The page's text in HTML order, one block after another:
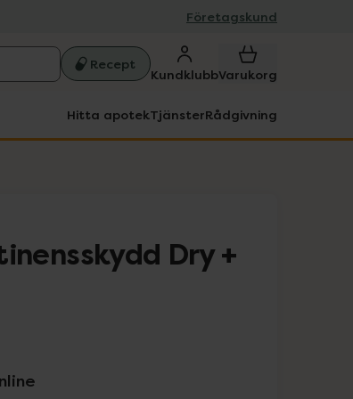
Företagskund
Recept
KundklubbVarukorg
Hitta apotekTjänsterRådgivning
Dry +